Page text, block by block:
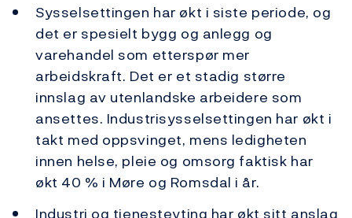
Sysselsettingen har økt i siste periode, og
det er spesielt bygg og anlegg og
varehandel som etterspør mer
arbeidskraft. Det er et stadig større
innslag av utenlandske arbeidere som
ansettes. Industrisysselsettingen har økt i
takt med oppsvinget, mens ledigheten
innen helse, pleie og omsorg faktisk har
økt 40 % i Møre og Romsdal i år.